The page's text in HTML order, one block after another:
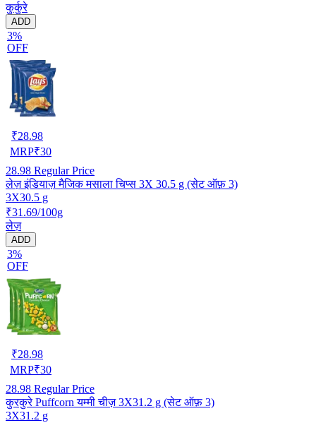
कुर्कुरे
ADD
3%
OFF
₹28.98
MRP₹30
28.98 Regular Price
लेज़ इंडियाज़ मैजिक मसाला चिप्स 3X 30.5 g (सेट ऑफ़ 3)
3X30.5 g
₹31.69/100g
लेज़
ADD
3%
OFF
₹28.98
MRP₹30
28.98 Regular Price
कुरकुरे Puffcorn यम्मी चीज़ 3X31.2 g (सेट ऑफ़ 3)
3X31.2 g